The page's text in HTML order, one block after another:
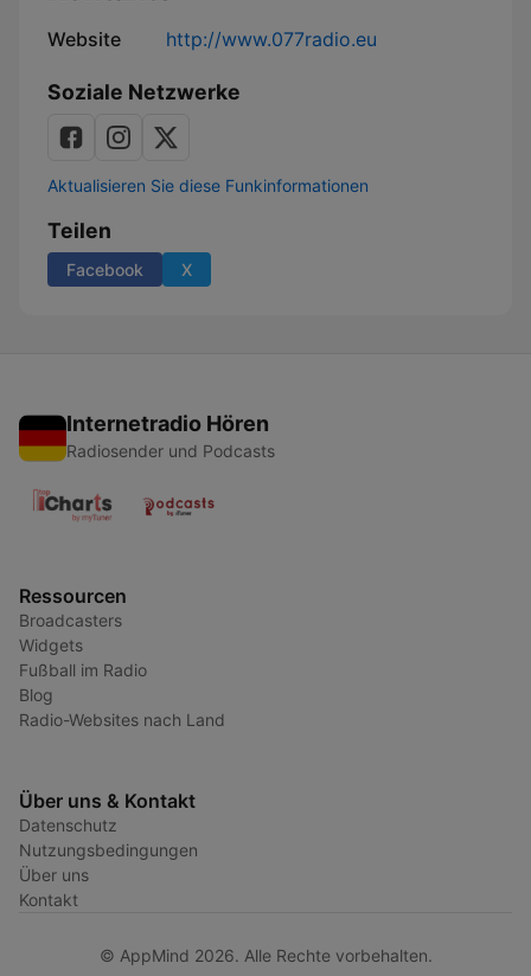
Website http://www.077radio.eu
Soziale Netzwerke
Aktualisieren Sie diese Funkinformationen
Teilen
Facebook X
Internetradio Hören
Radiosender und Podcasts
Ressourcen
Broadcasters
Widgets
Fußball im Radio
Blog
Radio-Websites nach Land
Über uns & Kontakt
Datenschutz
Nutzungsbedingungen
Über uns
Kontakt
© AppMind 2026. Alle Rechte vorbehalten.